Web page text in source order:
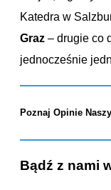
Katedra w
Graz – drugie co
jednocześnie
Poznaj Opinie
Bądź z nami